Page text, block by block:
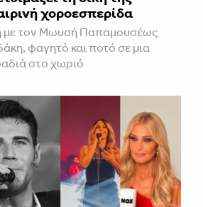
χοροεσπερίδα
με τον Μωυσή Παπαμουσέως
φαγητό και ποτό σε μια
στο χωριό